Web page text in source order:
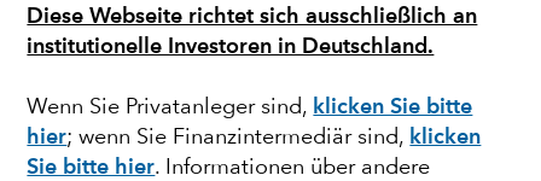
Diese Webseite richtet sich ausschließlich an
institutionelle Investoren in Deutschland.
Wenn Sie Privatanleger sind, klicken Sie bitte
hier; wenn Sie Finanzintermediär sind, klicken
Sie bitte hier. Informationen über andere
ESG